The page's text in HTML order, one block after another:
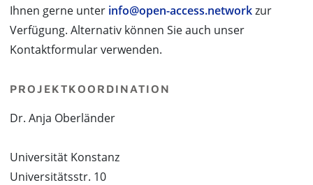
Ihnen gerne unter info@open-access.networkzur
Verfügung. Alternativ können Sie auch unser
Kontaktformular verwenden.
PROJEKTKOORDINATION
Dr. Anja Oberländer
Universität Konstanz
Universitätsstr. 10